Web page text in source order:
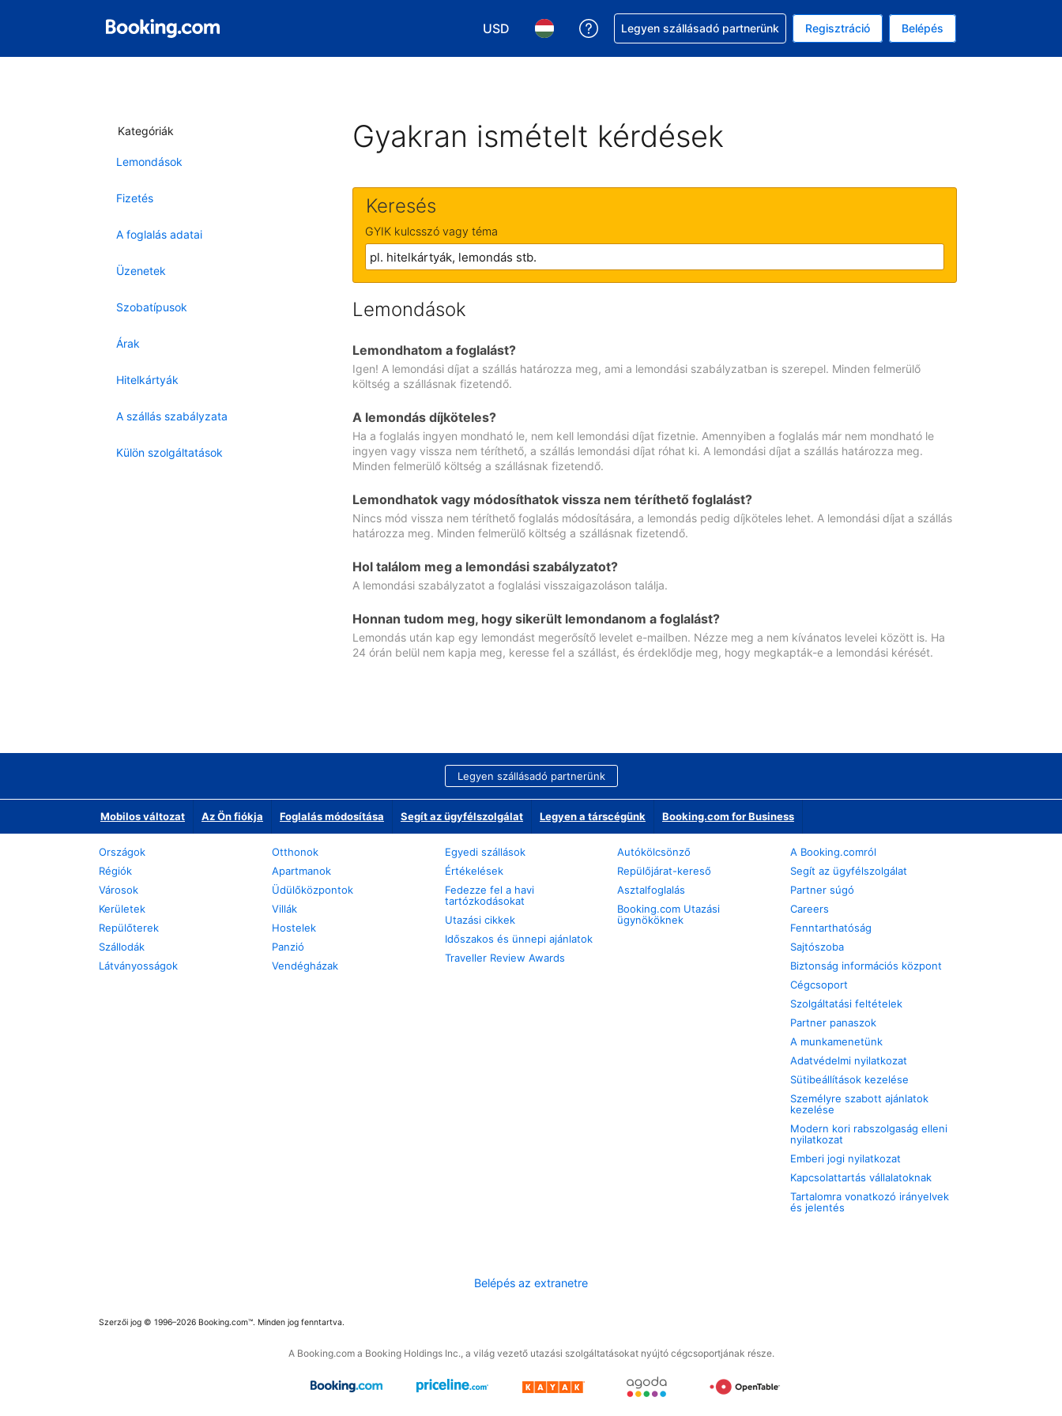
USD
Válasszon pénznemet. Jelenlegi kiválasztott pénznem: amerikai dollár
Válasszon nyelvet. Jelenleg kiválasztott nyelv: Magyar
Segítség a foglalással
Legyen szállásadó partnerünk Regisztráció Belépés
Kategóriák
Lemondások
Fizetés
A foglalás adatai
Üzenetek
Szobatípusok
Árak
Hitelkártyák
A szállás szabályzata
Külön szolgáltatások
Gyakran ismételt kérdések
Keresés
GYIK kulcsszó vagy téma
Lemondások
Lemondhatom a foglalást?
Igen! A lemondási díjat a szállás határozza meg, ami a lemondási szabályzatban is szerepel. Minden felmerülő
költség a szállásnak fizetendő.
A lemondás díjköteles?
Ha a foglalás ingyen mondható le, nem kell lemondási díjat fizetnie. Amennyiben a foglalás már nem mondható le
ingyen vagy vissza nem téríthető, a szállás lemondási díjat róhat ki. A lemondási díjat a szállás határozza meg.
Minden felmerülő költség a szállásnak fizetendő.
Lemondhatok vagy módosíthatok vissza nem téríthető foglalást?
Nincs mód vissza nem téríthető foglalás módosítására, a lemondás pedig díjköteles lehet. A lemondási díjat a szállás
határozza meg. Minden felmerülő költség a szállásnak fizetendő.
Hol találom meg a lemondási szabályzatot?
A lemondási szabályzatot a foglalási visszaigazoláson találja.
Honnan tudom meg, hogy sikerült lemondanom a foglalást?
Lemondás után kap egy lemondást megerősítő levelet e-mailben. Nézze meg a nem kívánatos levelei között is. Ha
24 órán belül nem kapja meg, keresse fel a szállást, és érdeklődje meg, hogy megkapták-e a lemondási kérését.
Legyen szállásadó partnerünk
Mobilos változat Az Ön fiókja Foglalás módosítása Segít az ügyfélszolgálat Legyen a társcégünk Booking.com for Business
Országok
Régiók
Városok
Kerületek
Repülőterek
Szállodák
Látványosságok
Otthonok
Apartmanok
Üdülőközpontok
Villák
Hostelek
Panzió
Vendégházak
Egyedi szállások
Értékelések
Fedezze fel a havi
tartózkodásokat
Utazási cikkek
Időszakos és ünnepi ajánlatok
Traveller Review Awards
Autókölcsönző
Repülőjárat-kereső
Asztalfoglalás
Booking.com Utazási
ügynököknek
A Booking.comról
Segít az ügyfélszolgálat
Partner súgó
Careers
Fenntarthatóság
Sajtószoba
Biztonság információs központ
Cégcsoport
Szolgáltatási feltételek
Partner panaszok
A munkamenetünk
Adatvédelmi nyilatkozat
Sütibeállítások kezelése
Személyre szabott ajánlatok
kezelése
Modern kori rabszolgaság elleni
nyilatkozat
Emberi jogi nyilatkozat
Kapcsolattartás vállalatoknak
Tartalomra vonatkozó irányelvek
és jelentés
Belépés az extranetre
Szerzői jog © 1996–2026 Booking.com™. Minden jog fenntartva.
A Booking.com a Booking Holdings Inc., a világ vezető utazási szolgáltatásokat nyújtó cégcsoportjának része.